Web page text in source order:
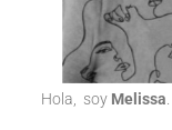
Hola, soy Melissa